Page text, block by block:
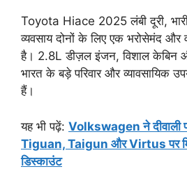
Toyota Hiace 2025 लंबी दूरी,
व्यवसाय दोनों के लिए एक भरोसेमंद और
है। 2.8L डीज़ल इंजन, विशाल केबिन
भारत के बड़े परिवार और व्यावसायिक
हैं।
यह भी पढ़ें: Volkswagen ने दीवाली
Tiguan, Taigun और Virtus पर
डिस्काउंट